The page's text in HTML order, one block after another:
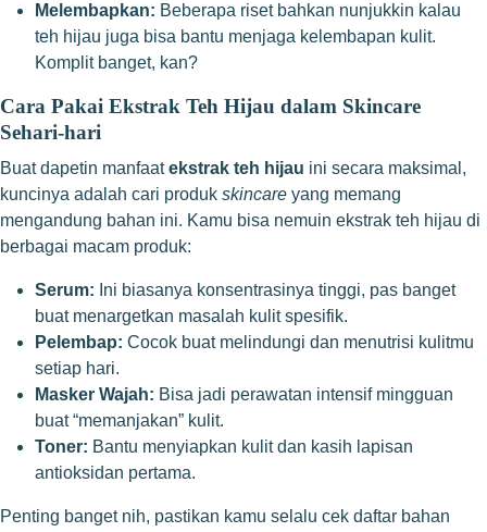
Melembapkan: Beberapa riset bahkan nunjukkin kalau
teh hijau juga bisa bantu menjaga kelembapan kulit.
Komplit banget, kan?
Cara Pakai Ekstrak Teh Hijau dalam Skincare
Sehari-hari
Buat dapetin manfaatekstrak teh hijau ini secara maksimal,
kuncinya adalah cari produk skincare yang memang
mengandung bahan ini. Kamu bisa nemuin ekstrak teh hijau di
berbagai macam produk:
Serum: Ini biasanya konsentrasinya tinggi, pas banget
buat menargetkan masalah kulit spesifik.
Pelembap: Cocok buat melindungi dan menutrisi kulitmu
setiap hari.
Masker Wajah: Bisa jadi perawatan intensif mingguan
buat “memanjakan” kulit.
Toner: Bantu menyiapkan kulit dan kasih lapisan
antioksidan pertama.
Penting banget nih, pastikan kamu selalu cek daftar bahan